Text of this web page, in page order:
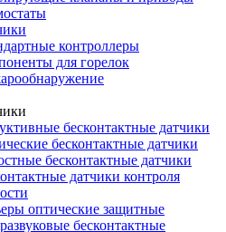
контроллеры
для горелок
бесконтактные датчики
бесконтактные датчики
бесконтактные датчики
датчики контроля
оптические защитные
бесконтактные